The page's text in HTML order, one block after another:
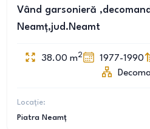
Vând garsonieră
Neamț,jud.Neamt
38.00 m2 1977-1990
Locație:
Piatra Neamț